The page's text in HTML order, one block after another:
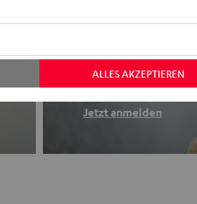
Newsletter
Finde deinen
Erhalte bis zu
Jetzt anmelden
ALLES AKZEPTIEREN